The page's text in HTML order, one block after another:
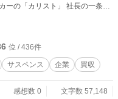
ーの「カリスト」 社長の一条恒
め、源流企業であるトスラムの
と同じです。 カリスト
社の株を買い取って経営権を取
ます。 だが、市場は容赦なく反
内の裏切り、銀行からの圧力、
位 / 436件
サスペンス 企業 買収
感想数 0
文字数 57,148